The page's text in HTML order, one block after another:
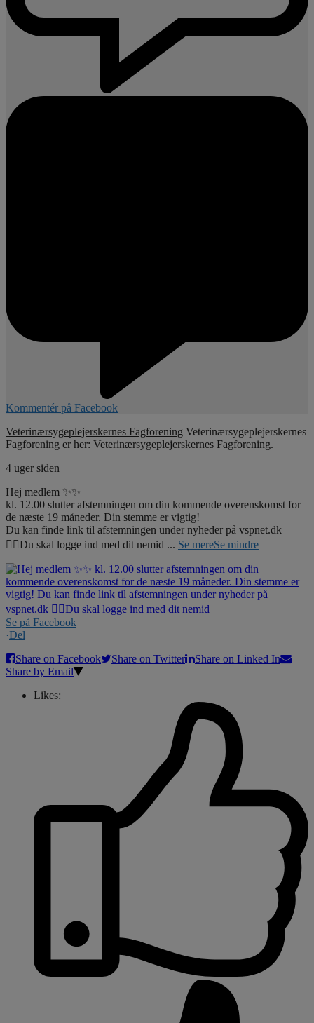
Kommentér på Facebook
Veterinærsygeplejerskernes Fagforening Veterinærsygeplejerskernes
Fagforening er her: Veterinærsygeplejerskernes Fagforening.
4 uger siden
Hej medlem ✨✨
kl. 12.00 slutter afstemningen om din kommende overenskomst for
de næste 19 måneder. Din stemme er vigtig!
Du kan finde link til afstemningen under nyheder på vspnet.dk
☝🏼Du skal logge ind med dit nemid ... Se mereSe mindre
Se på Facebook
·Del
Share on Facebook
Share on Twitter
Share on Linked In
Share by Email
Likes: